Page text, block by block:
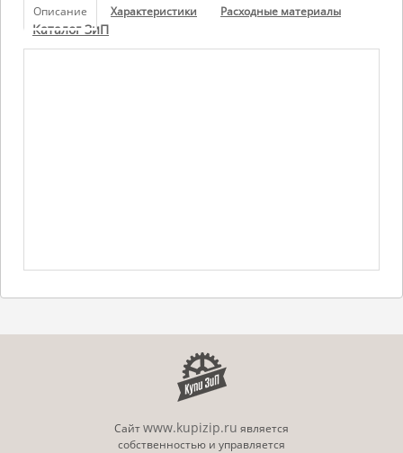
Описание Характеристики Расходные материалы
Каталог ЗиП
Сайтwww.kupizip.ru является
собственностью и управляется